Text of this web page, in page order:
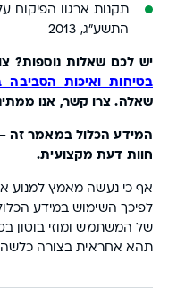
תקנות ארגוו הפיקוח
התשע"ג, 2013
יש לכם שאלות נוספות?
בטיחות ואיכות
שאלה. צרו קשר, אנו
המידע הכלול במאמר זה –
חוות דעת מקצועית.
אף כי נעשה מאמץ למנוע אי
לפיכך השימוש במידע
של המשתמש ומוזי בוטון
תהא אחראית בצורה כלשהי